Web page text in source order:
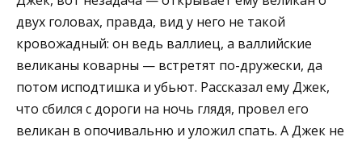
двух головах, правда, вид у него не такой
кровожадный: он ведь валлиец, а валлийские
великаны коварны — встретят по-дружески, да
потом исподтишка и убьют. Рассказал ему Джек,
что сбился с дороги на ночь глядя, провел его
великан в опочивальню и уложил спать. А Джек не